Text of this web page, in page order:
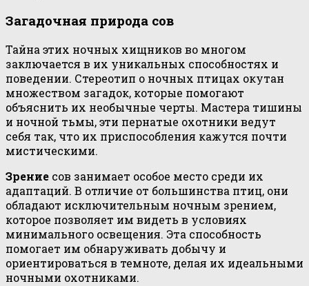
Загадочная природа сов
Тайна этих ночных хищников во многом
заключается в их уникальных способностях и
поведении. Стереотип о ночных птицах окутан
множеством загадок, которые помогают
объяснить их необычные черты. Мастера тишины
и ночной тьмы, эти пернатые охотники ведут
себя так, что их приспособления кажутся почти
мистическими.
Зрение сов занимает особое место среди их
адаптаций. В отличие от большинства птиц, они
обладают исключительным ночным зрением,
которое позволяет им видеть в условиях
минимального освещения. Эта способность
помогает им обнаруживать добычу и
ориентироваться в темноте, делая их идеальными
ночными охотниками.